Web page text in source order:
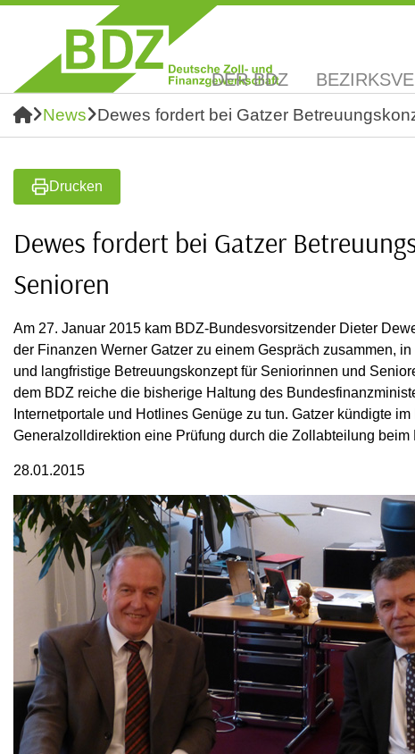
DER BDZ
News Dewes fordert bei Gatzer
Drucken
Dewes fordert bei Gatzer
Senioren
Am 27. Januar 2015 kam BDZ-Bundesvorsitzender Dieter
der Finanzen Werner Gatzer zu einem Gespräch zusammen,
und langfristige Betreuungskonzept für Seniorinnen und
dem BDZ reiche die bisherige Haltung des
Internetportale und Hotlines Genüge zu tun. Gatzer kündigte
Generalzolldirektion eine Prüfung durch die Zollabteilung
28.01.2015